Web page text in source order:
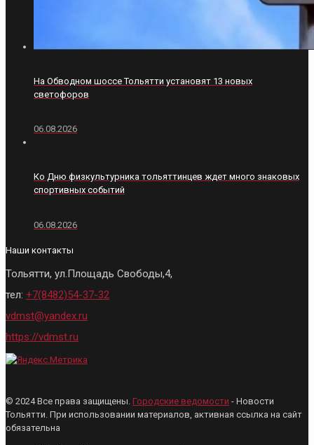
На Обводном шоссе Тольятти установят 13 новых
светофоров
06.08.2026
Ко Дню физкультурника тольяттинцев ждет много знаковых
спортивных событий
06.08.2026
Наши контакты
Тольятти, ул.Площадь Свободы,4,
тел: +7(8482)54-37-32
vdmst@yandex.ru
https://vdmst.ru
© 2024 Все права защищены. Городские ведомости - Новости
Тольятти. При использовании материалов, активная ссылка на сайт
обязательна